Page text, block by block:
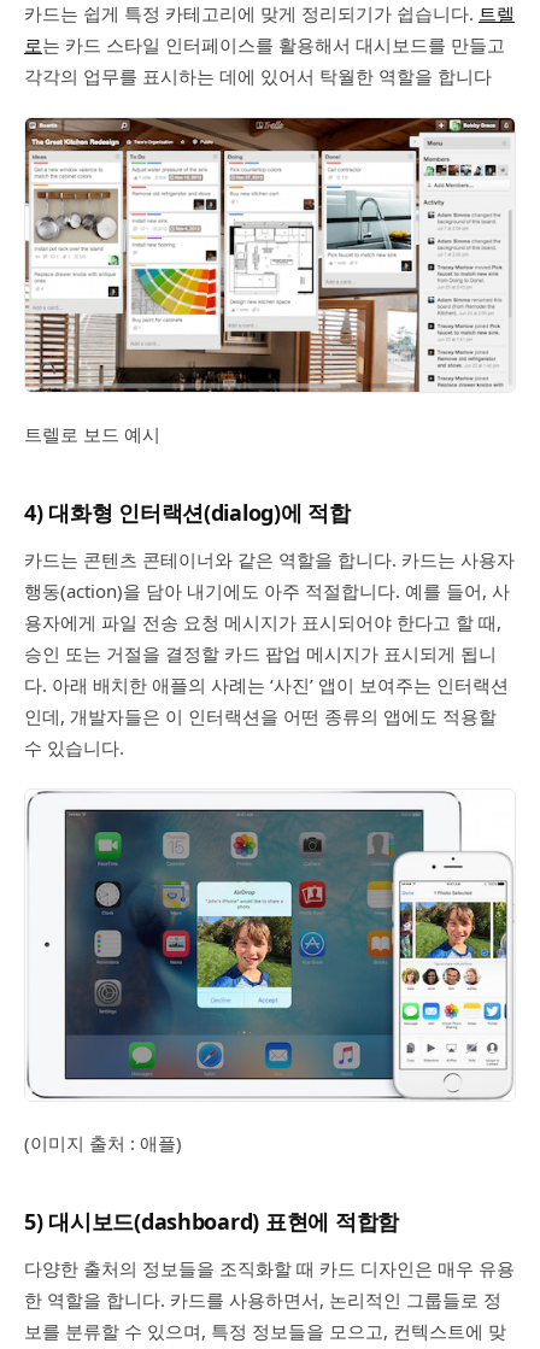
카드는 쉽게 특정 카테고리에 맞게 정리되기가 쉽습니다. 트렐
로는 카드 스타일 인터페이스를 활용해서 대시보드를 만들고
각각의 업무를 표시하는 데에 있어서 탁월한 역할을 합니다
트렐로 보드 예시
4) 대화형 인터랙션(dialog)에 적합
카드는 콘텐츠 콘테이너와 같은 역할을 합니다. 카드는 사용자
행동(action)을 담아 내기에도 아주 적절합니다. 예를 들어, 사
용자에게 파일 전송 요청 메시지가 표시되어야 한다고 할 때,
승인 또는 거절을 결정할 카드 팝업 메시지가 표시되게 됩니
다. 아래 배치한 애플의 사례는 ‘사진’ 앱이 보여주는 인터랙션
인데, 개발자들은 이 인터랙션을 어떤 종류의 앱에도 적용할
수 있습니다.
(이미지 출처 : 애플)
5) 대시보드(dashboard) 표현에 적합함
다양한 출처의 정보들을 조직화할 때 카드 디자인은 매우 유용
한 역할을 합니다. 카드를 사용하면서, 논리적인 그룹들로 정
보를 분류할 수 있으며, 특정 정보들을 모으고, 컨텍스트에 맞